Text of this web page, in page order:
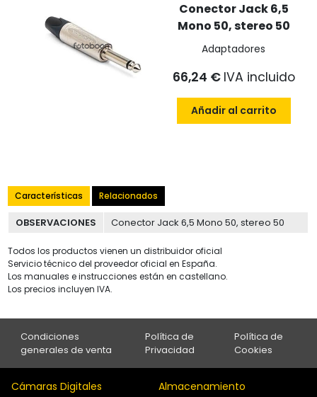
Conector Jack 6,5
Mono 50, stereo 50
Adaptadores
66,24 € IVA incluido
Añadir al carrito
Características Relacionados
OBSERVACIONES Conector Jack 6,5 Mono 50, stereo 50
Todos los productos vienen un distribuidor oficial
Servicio técnico del proveedor oficial en España.
Los manuales e instrucciones están en castellano.
Los precios incluyen IVA.
Condiciones
generales de venta
Política de
Privacidad
Política de
Cookies
Cámaras Digitales Almacenamiento